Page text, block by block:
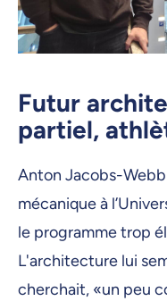
Futur
partiel,
Anton Jacobs-
mécanique à
le programme trop
L'architecture lui
cherchait, «un peu